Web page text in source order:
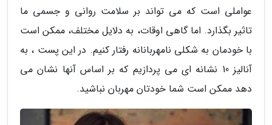
عواملی است که می تواند بر سلامت روانی و جسمی ما
تاثیر بگذارد. اما گاهی اوقات، به دلایل مختلف، ممکن است
با خودمان به شکلی نامهربانانه رفتار کنیم. در این پست ، به
آنالیز 10 نشانه ای می پردازیم که بر اساس آنها نشان می
دهد ممکن است شما خودتان مهربان نباشید.